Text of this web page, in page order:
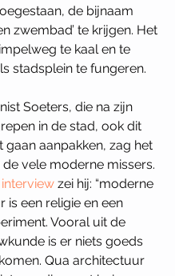
de bijnaam
zwembad’ te krijgen. Het
te kaal en te
stadsplein te fungeren.
Soeters, die na zijn
in de stad, ook dit
gaan aanpakken, zag het
de vele moderne missers.
zei hij: “moderne
is een religie en een
Vooral uit de
is er niets goeds
Qua architectuur